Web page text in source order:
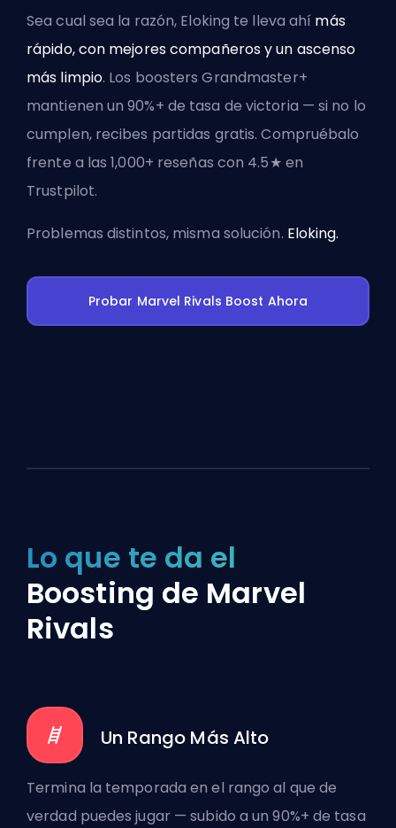
Sea cual sea la razón, Eloking te lleva ahí más
rápido, con mejores compañeros y un ascenso
más limpio. Los boosters Grandmaster+
mantienen un 90%+ de tasa de victoria — si no lo
cumplen, recibes partidas gratis. Compruébalo
frente a las 1,000+ reseñas con 4.5★ en
Trustpilot.
Problemas distintos, misma solución. Eloking.
Probar Marvel Rivals Boost Ahora
Lo que te da el
Boosting de Marvel
Rivals
Un Rango Más Alto
Termina la temporada en el rango al que de
verdad puedes jugar — subido a un 90%+ de tasa